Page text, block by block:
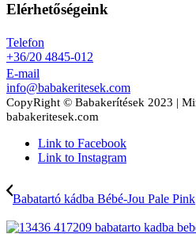
Elérhetőségeink
Telefon
+36/20 4845-012
E-mail
info@babakeritesek.com
CopyRight © Babakerítések 2023 |
babakeritesek.com
Link to Facebook
Link to Instagram
Babatartó kádba Bébé-Jou Pale Pink